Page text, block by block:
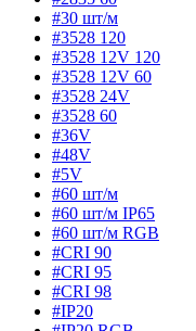
#30 шт/м
#3528 120
#3528 12V 120
#3528 12V 60
#3528 24V
#3528 60
#36V
#48V
#5V
#60 шт/м
#60 шт/м IP65
#60 шт/м RGB
#CRI 90
#CRI 95
#CRI 98
#IP20